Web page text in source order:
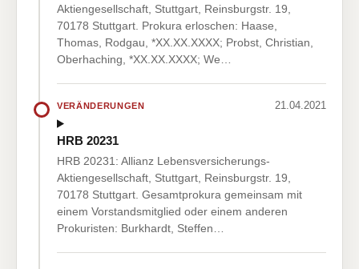
Aktiengesellschaft, Stuttgart, Reinsburgstr. 19,
70178 Stuttgart. Prokura erloschen: Haase,
Thomas, Rodgau, *XX.XX.XXXX; Probst, Christian,
Oberhaching, *XX.XX.XXXX; We…
VERÄNDERUNGEN 21.04.2021
HRB 20231
HRB 20231: Allianz Lebensversicherungs-
Aktiengesellschaft, Stuttgart, Reinsburgstr. 19,
70178 Stuttgart. Gesamtprokura gemeinsam mit
einem Vorstandsmitglied oder einem anderen
Prokuristen: Burkhardt, Steffen…